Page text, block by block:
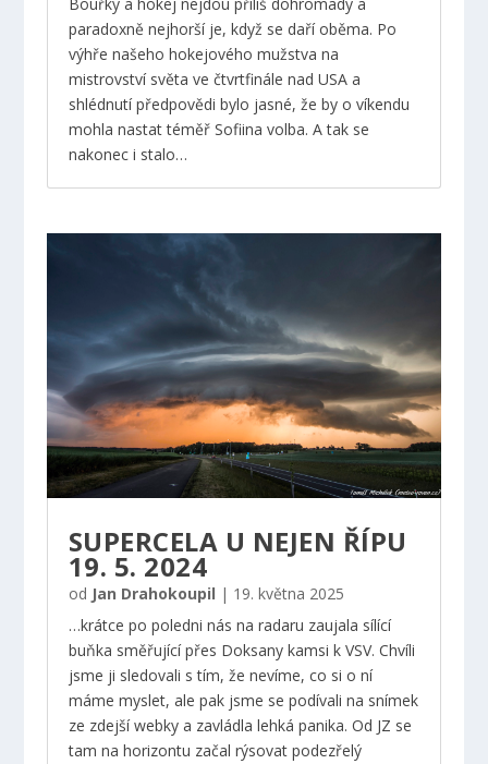
paradoxně nejhorší je, když se daří oběma. Po
výhře našeho hokejového mužstva na
mistrovství světa ve čtvrtfinále nad USA a
shlédnutí předpovědi bylo jasné, že by o víkendu
mohla nastat téměř Sofiina volba. A tak se
nakonec i stalo…
SUPERCELA U NEJEN ŘÍPU
19. 5. 2024
od Jan Drahokoupil | 19. května 2025
…krátce po poledni nás na radaru zaujala sílící
buňka směřující přes Doksany kamsi k VSV. Chvíli
jsme ji sledovali s tím, že nevíme, co si o ní
máme myslet, ale pak jsme se podívali na snímek
ze zdejší webky a zavládla lehká panika. Od JZ se
tam na horizontu začal rýsovat podezřelý